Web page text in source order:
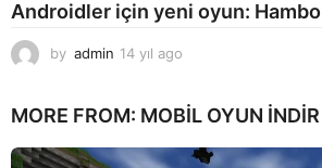
Androidler için yeni oyun: Hambo
by admin 14 yıl ago
ı
MORE FROM: MOBIL OYUN INDIR